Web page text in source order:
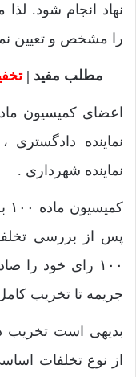
را مشخص و تعیین
مطلب مفید |
نماینده دادگستری
نماینده شهرداری .
پس از بررسی
۱۰۰ رای خود
جریمه تا تخریب
بدیهی است تخریب
از نوع تخلفات